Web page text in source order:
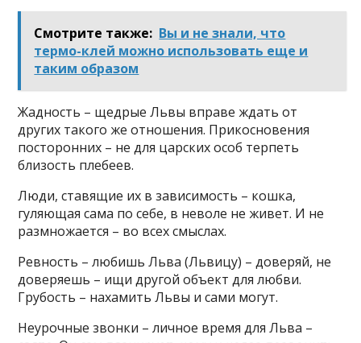
Смотрите также: Вы и не знали, что
термо-клей можно использовать еще и
таким образом
Жадность – щедрые Львы вправе ждать от
других такого же отношения. Прикосновения
посторонних – не для царских особ терпеть
близость плебеев.
Люди, ставящие их в зависимость – кошка,
гуляющая сама по себе, в неволе не живет. И не
размножается – во всех смыслах.
Ревность – любишь Льва (Львицу) – доверяй, не
доверяешь – ищи другой объект для любви.
Грубость – нахамить Львы и сами могут.
Неурочные звонки – личное время для Льва –